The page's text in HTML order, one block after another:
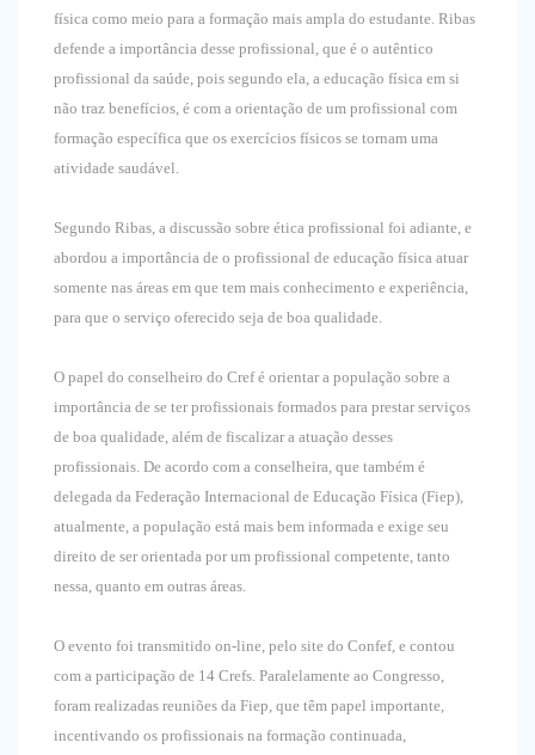
física como meio para a formação mais ampla do estudante. Ribas
defende a importância desse profissional, que é o autêntico
profissional da saúde, pois segundo ela, a educação física em si
não traz benefícios, é com a orientação de um profissional com
formação específica que os exercícios físicos se tornam uma
atividade saudável.
Segundo Ribas, a discussão sobre ética profissional foi adiante, e
abordou a importância de o profissional de educação física atuar
somente nas áreas em que tem mais conhecimento e experiência,
para que o serviço oferecido seja de boa qualidade.
O papel do conselheiro do Cref é orientar a população sobre a
importância de se ter profissionais formados para prestar serviços
de boa qualidade, além de fiscalizar a atuação desses
profissionais. De acordo com a conselheira, que também é
delegada da Federação Internacional de Educação Física (Fiep),
atualmente, a população está mais bem informada e exige seu
direito de ser orientada por um profissional competente, tanto
nessa, quanto em outras áreas.
O evento foi transmitido on-line, pelo site do Confef, e contou
com a participação de 14 Crefs. Paralelamente ao Congresso,
foram realizadas reuniões da Fiep, que têm papel importante,
incentivando os profissionais na formação continuada,